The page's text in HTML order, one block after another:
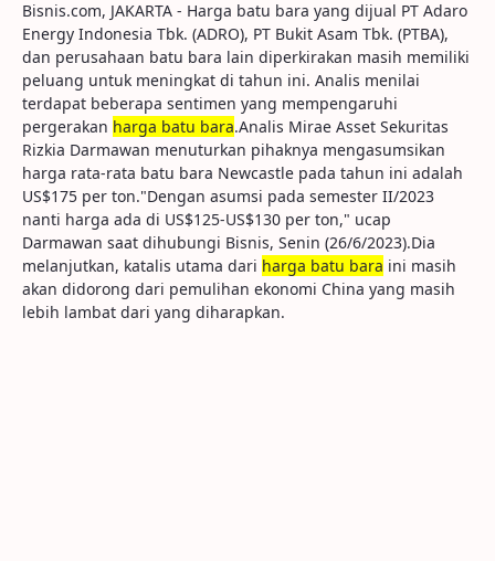
Bisnis.com, JAKARTA - Harga batu bara yang dijual PT Adaro
Energy Indonesia Tbk. (ADRO), PT Bukit Asam Tbk. (PTBA),
dan perusahaan batu bara lain diperkirakan masih memiliki
peluang untuk meningkat di tahun ini. Analis menilai
terdapat beberapa sentimen yang mempengaruhi
pergerakan harga batu bara.Analis Mirae Asset Sekuritas
Rizkia Darmawan menuturkan pihaknya mengasumsikan
harga rata-rata batu bara Newcastle pada tahun ini adalah
US$175 per ton."Dengan asumsi pada semester II/2023
nanti harga ada di US$125-US$130 per ton," ucap
Darmawan saat dihubungi Bisnis, Senin (26/6/2023).Dia
melanjutkan, katalis utama dari harga batu bara ini masih
akan didorong dari pemulihan ekonomi China yang masih
lebih lambat dari yang diharapkan.